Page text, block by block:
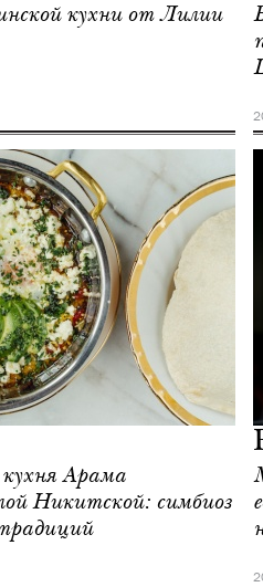
кухни от Лилии
Арама
Никитской: симбиоз